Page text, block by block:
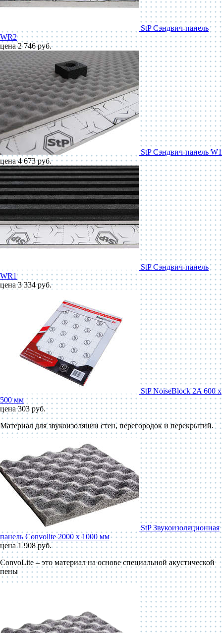
StP Сэндвич-панель
WR2
цена 2 746 руб.
StP Сэндвич-панель W1
цена 4 673 руб.
StP Сэндвич-панель
WR1
цена 3 334 руб.
StP NoiseBlock 2A 600 x
500 мм
цена 303 руб.
Материал для звукоизоляции стен, перегородок и перекрытий.
StP Звукоизоляционная
панель Convolite 2000 x 1000 мм
цена 1 908 руб.
ConvoLite – это материал на основе специальной акустической
пены